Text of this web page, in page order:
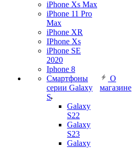
iPhone Xs Max
iPhone 11 Pro
Max
iPhone XR
IPhone Xs
iPhone SE
2020
Iphone 8
Смартфоны
серии Galaxy
S
Galaxy
S22
Galaxy
S23
Galaxy
О
магазине